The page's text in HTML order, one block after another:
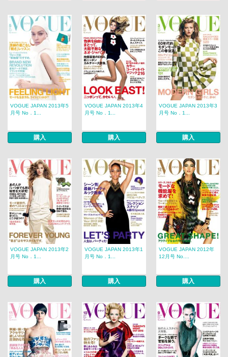
VOGUE JAPAN 2013年5
月号 No．1...
購入
VOGUE JAPAN 2013年4
月号 No．1...
購入
VOGUE JAPAN 2013年3
月号 No．1...
購入
VOGUE JAPAN 2013年2
月号 No．1...
購入
VOGUE JAPAN 2013年1
月号 No．1...
購入
VOGUE JAPAN 2012年
12月号 No....
購入